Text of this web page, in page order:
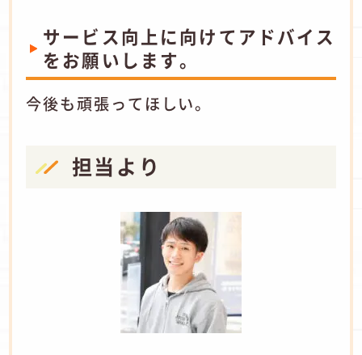
サービス向上に向けてアドバイス
をお願いします。
今後も頑張ってほしい。
担当より